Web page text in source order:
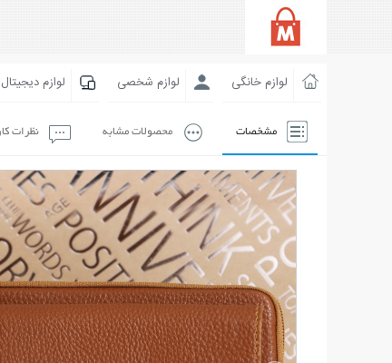
لوازم خانگی لوازم شخصی لوازم دیجیتال
مشخصات محصولات مشابه نظرات